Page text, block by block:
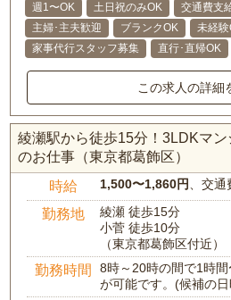
週1〜OK 土日祝のみOK 交通費支
主婦･主夫歓迎
ブランクOK
未経
家事代行スタッフ募集
直行･直帰OK
この求人の詳細
綾瀬駅から徒歩15分！3LDKマ
のお仕事（東京都葛飾区）
時給 1,500〜1,860円、交通
勤務地
綾瀬 徒歩15分
小菅 徒歩10分
（東京都葛飾区付近）
勤務時間
8時～20時の間で1時
が可能です。(候補の